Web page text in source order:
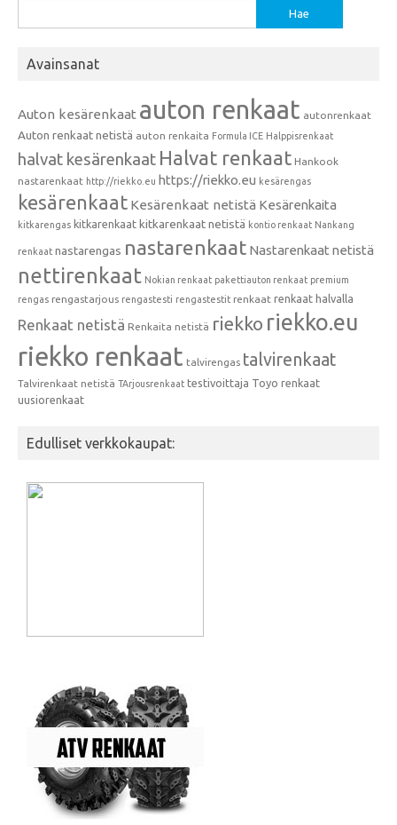
Avainsanat
Auton kesärenkaat auton renkaat autonrenkaat
Auton renkaat netistä auton renkaita Formula ICE Halppisrenkaat
halvat kesärenkaat Halvat renkaat Hankook
nastarenkaat http://riekko.eu https://riekko.eu kesärengas
kesärenkaat Kesärenkaat netistä Kesärenkaita
kitkarengas kitkarenkaat kitkarenkaat netistä kontio renkaat Nankang
renkaat nastarengas nastarenkaat Nastarenkaat netistä
nettirenkaat Nokian renkaat pakettiauton renkaat premium
rengas rengastarjous rengastesti rengastestit renkaat renkaat halvalla
Renkaat netistä Renkaita netistä riekko riekko.eu
riekko renkaat talvirengas talvirenkaat
Talvirenkaat netistä TArjousrenkaat testivoittaja Toyo renkaat
uusiorenkaat
Edulliset verkkokaupat: